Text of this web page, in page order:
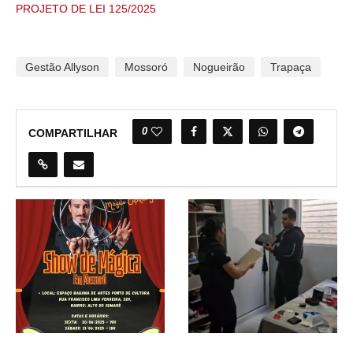
PROJETO DE LEI 125/2025
Gestão Allyson Mossoró Nogueirão Trapaça
COMPARTILHAR 0